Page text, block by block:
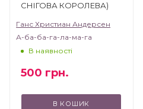
CНІГОВА КОРОЛЕВА)
Ганс Христиан Андерсен
А-ба-ба-га-ла-ма-га
В наявності
500 грн.
В КОШИК